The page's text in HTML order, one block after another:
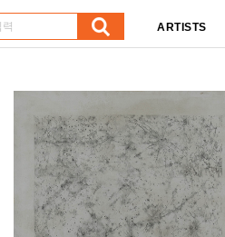
ARTISTS